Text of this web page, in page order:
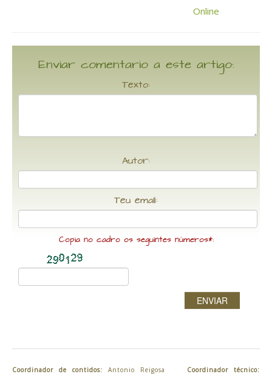
Enviar comentario a este artigo:
Texto:
Autor:
Teu email:
Copia no cadro os seguintes números*:
ENVIAR
Coordinador de contidos: Antonio Reigosa Coordinador técnico: